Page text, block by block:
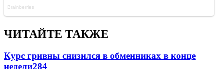
ЧИТАЙТЕ ТАКЖЕ
Курс гривны снизился в обменниках в конце
недели284